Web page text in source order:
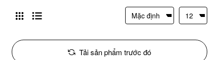
Tải sản phẩm trước đó